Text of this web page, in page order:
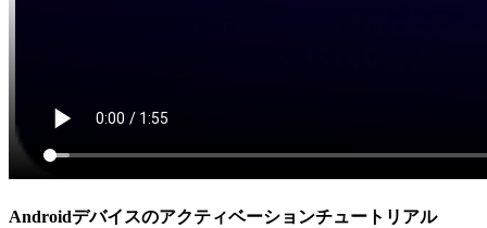
Androidデバイスのアクティベーションチュートリアル